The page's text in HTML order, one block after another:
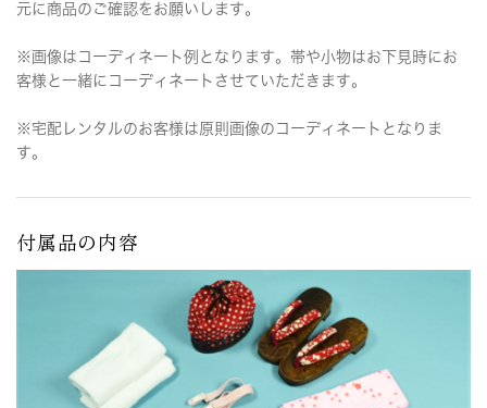
元に商品のご確認をお願いします。
※画像はコーディネート例となります。帯や小物はお下見時にお
客様と一緒にコーディネートさせていただきます。
※宅配レンタルのお客様は原則画像のコーディネートとなりま
す。
付属品の内容